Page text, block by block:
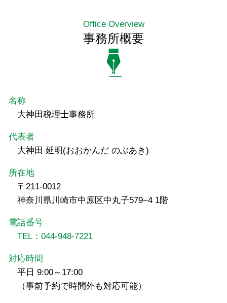
Office Overview
事務所概要
名称
大神田税理士事務所
代表者
大神田 延明(おおかんだ のぶあき)
所在地
〒211-0012
神奈川県川崎市中原区中丸子579−4 1階
電話番号
TEL：044-948-7221
対応時間
平日 9:00～17:00
（事前予約で時間外も対応可能）